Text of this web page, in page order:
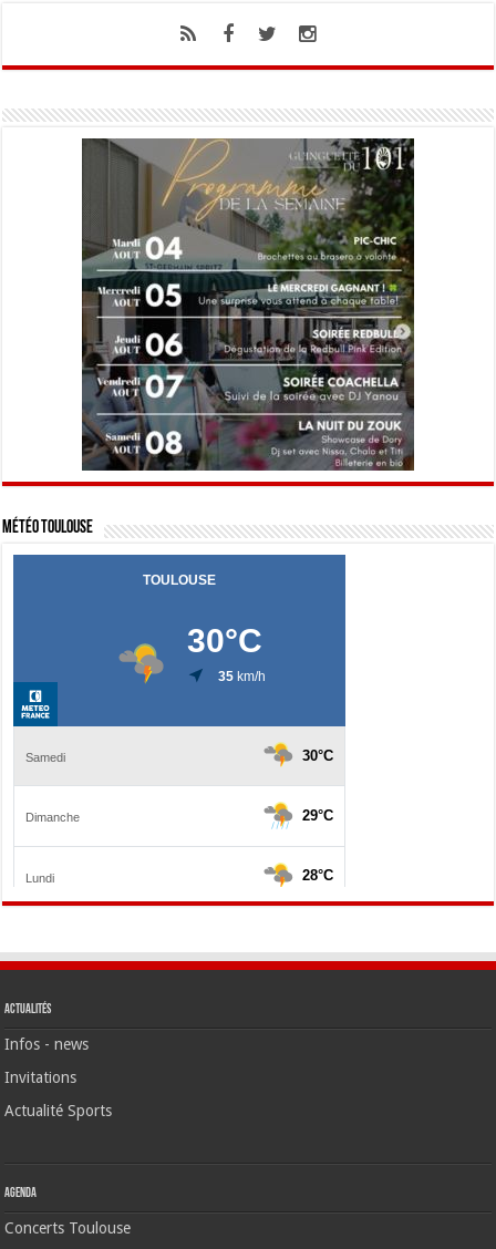
Météo Toulouse
Actualités
Infos - news
Invitations
Actualité Sports
Agenda
Concerts Toulouse